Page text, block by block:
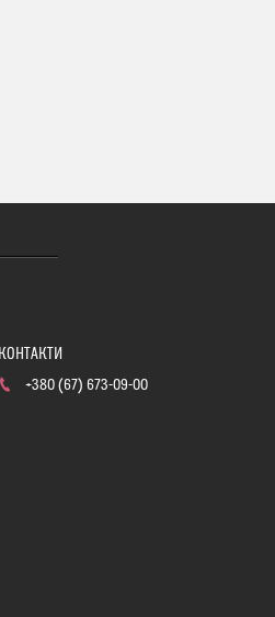
+380 (67) 673-09-00